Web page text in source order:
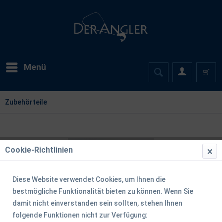
Menü
Zubehörteile
Cookie-Richtlinien
Diese Website verwendet Cookies, um Ihnen die
bestmögliche Funktionalität bieten zu können. Wenn Sie
damit nicht einverstanden sein sollten, stehen Ihnen
folgende Funktionen nicht zur Verfügung: